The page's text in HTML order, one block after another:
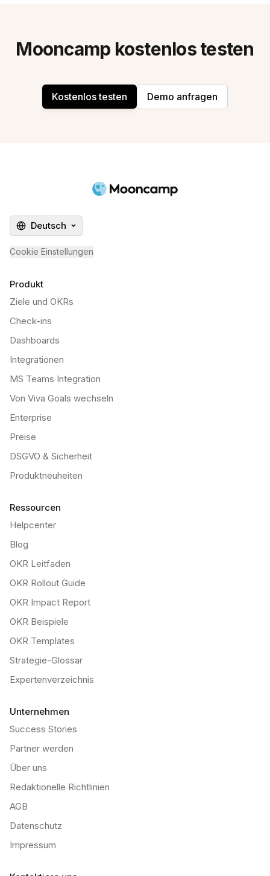
Mooncamp kostenlos testen
Kostenlos testen Demo anfragen
Deutsch
Cookie Einstellungen
Produkt
Ziele und OKRs
Check-ins
Dashboards
Integrationen
MS Teams Integration
Von Viva Goals wechseln
Enterprise
Preise
DSGVO & Sicherheit
Produktneuheiten
Ressourcen
Helpcenter
Blog
OKR Leitfaden
OKR Rollout Guide
OKR Impact Report
OKR Beispiele
OKR Templates
Strategie-Glossar
Expertenverzeichnis
Unternehmen
Success Stories
Partner werden
Über uns
Redaktionelle Richtlinien
AGB
Datenschutz
Impressum